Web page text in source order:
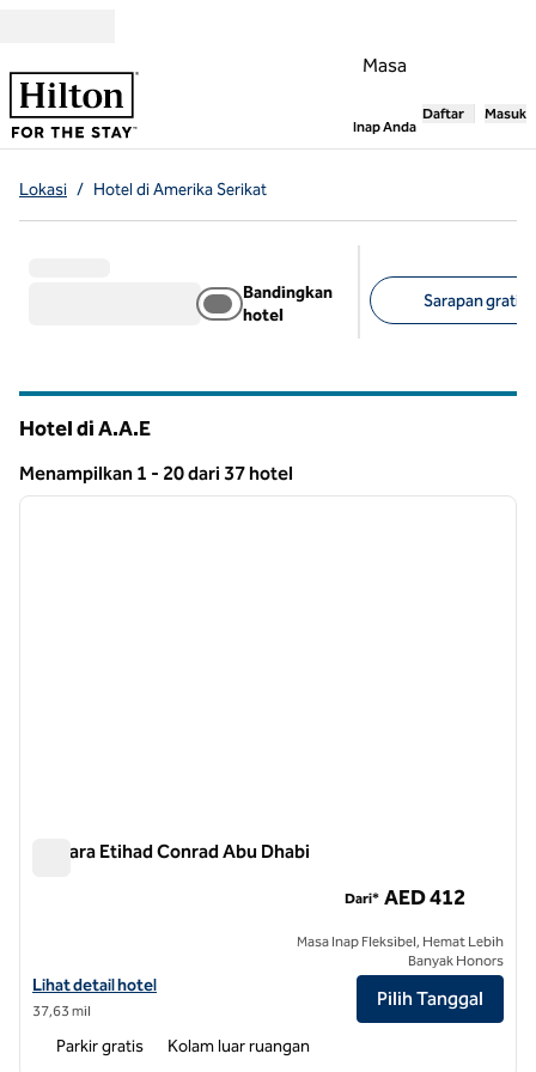
Masa
Inap Anda,Membuka
Daftar Masuk
Lokasi / Hotel di Amerika Serikat
Bandingkan
hotel
Sarapan gratis
Hotel di A.A.E
Menampilkan 1 - 20 dari 37 hotel
Menampilkan 37 hotel
1 dari 12
Menara Etihad Conrad Abu Dhabi
Lihat perincian hotel untuk Conrad Etihad Conrad Abu Dhabi
Lihat detail hotel
37,63 mil
Dari* AED 412
Masa Inap Fleksibel, Hemat Lebih
Banyak Honors
Pilih Tanggal
Parkir gratis Kolam luar ruangan